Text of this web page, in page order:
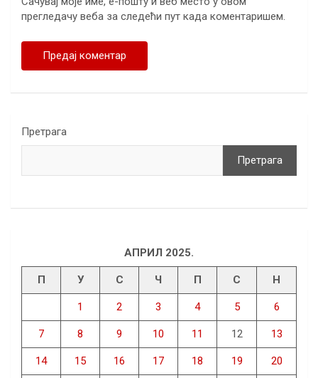
прегледачу веба за следећи пут када коментаришем.
Претрага
Претрага
АПРИЛ 2025.
П У С Ч П С Н
1 2 3 4 5 6
7 8 9 10 11 12 13
14 15 16 17 18 19 20